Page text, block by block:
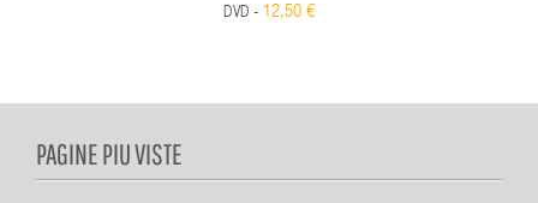
DVD - 12,50 €
PAGINE PIU VISTE